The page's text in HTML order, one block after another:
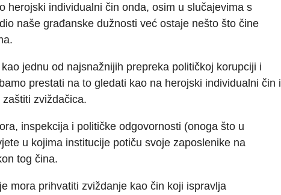
herojski individualni čin onda, osim u slučajevima s
naše građanske dužnosti već ostaje nešto što čine
jednu od najsnažnijih prepreka političkoj korupciji i
prestati na to gledati kao na herojski individualni čin i
zviždačica.
inspekcija i političke odgovornosti (onoga što u
u kojima institucije potiču svoje zaposlenike na
tog čina.
mora prihvatiti zviždanje kao čin koji ispravlja